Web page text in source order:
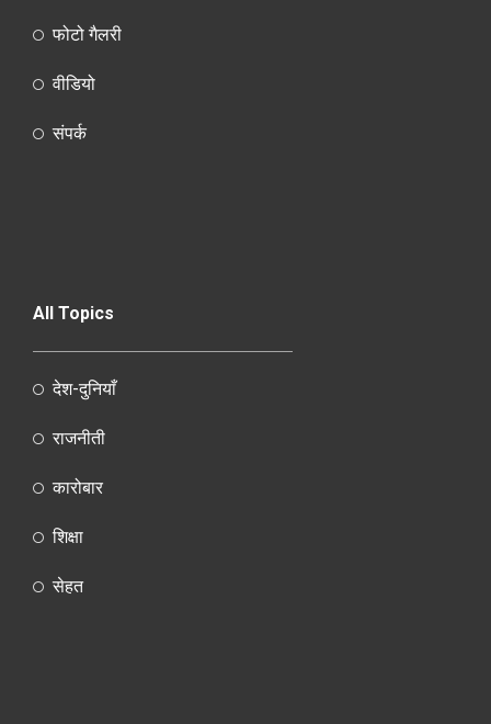
फोटो गैलरी
वीडियो
संपर्क
All Topics
देश-दुनियाँ
राजनीती
कारोबार
शिक्षा
सेहत